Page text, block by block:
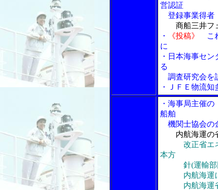
営認証
登録事業得者
商船三井フ
・
《投稿》
こ
に
・日本海事セ
る
調査研究会を
・ＪＦＥ物流
・海事局主催
船舶
機関士協会の
内航海運の
改正省エ
本方
針(運輸部
内航海運に
内航海運省